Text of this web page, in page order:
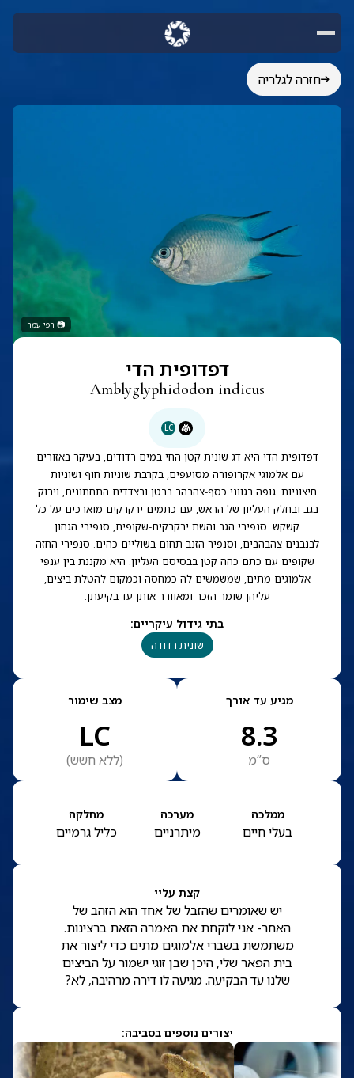
חזרה לגלריה
📷 רפי עמר
דפדופית הדי
Amblyglyphidodon indicus
LC
דפדופית הדי היא דג שונית קטן החי במים רדודים, בעיקר באזורים
עם אלמוגי אקרופורה מסועפים, בקרבת שוניות חוף ושוניות
חיצוניות. גופה בגווני כסף-צהבהב בבטן ובצדדים התחתונים, וירוק
בגב ובחלק העליון של הראש, עם כתמים ירקרקים מוארכים על כל
קשקש. סנפירי הגב והשת ירקרקים-שקופים, סנפירי הגחון
לבנבנים-צהבהבים, וסנפיר הזנב תחום בשוליים כהים. סנפירי החזה
שקופים עם כתם כהה קטן בבסיסם העליון. היא מקננת בין ענפי
אלמוגים מתים, שמשמשים לה כמחסה וכמקום להטלת ביצים,
עליהן שומר הזכר ומאוורר אותן עד בקיעתן.
בתי גידול עיקריים:
שונית רדודה
מגיע עד אורך
8.3
ס”מ
מצב שימור
LC
(ללא חשש)
ממלכה
בעלי חיים
מערכה
מיתרניים
מחלקה
כליל גרמיים
קצת עליי
יש שאומרים שהזבל של אחד הוא הזהב של
האחר- אני לוקחת את האמרה הזאת ברצינות.
משתמשת בשברי אלמוגים מתים כדי ליצור את
בית הפאר שלי, היכן שבן זוגי ישמור על הביצים
שלנו עד הבקיעה. מגיעה לו דירה מרהיבה, לא?
יצורים נוספים בסביבה: